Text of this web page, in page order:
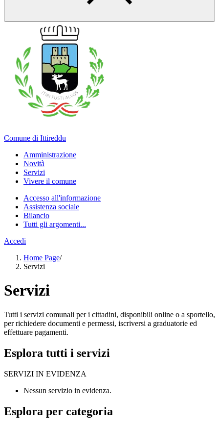
Comune di Ittireddu
Amministrazione
Novità
Servizi
Vivere il comune
Accesso all'informazione
Assistenza sociale
Bilancio
Tutti gli argomenti...
Accedi
Home Page/
Servizi
Servizi
Tutti i servizi comunali per i cittadini, disponibili online o a sportello,
per richiedere documenti e permessi, iscriversi a graduatorie ed
effettuare pagamenti.
Esplora tutti i servizi
SERVIZI IN EVIDENZA
Nessun servizio in evidenza.
Esplora per categoria